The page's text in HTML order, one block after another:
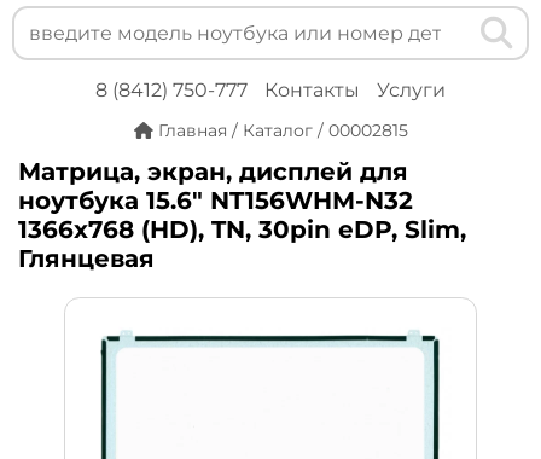
8 (8412) 750-777 Контакты Услуги
Главная / Каталог / 00002815
Матрица, экран, дисплей для
ноутбука 15.6" NT156WHM-N32
1366x768 (HD), TN, 30pin eDP, Slim,
Глянцевая